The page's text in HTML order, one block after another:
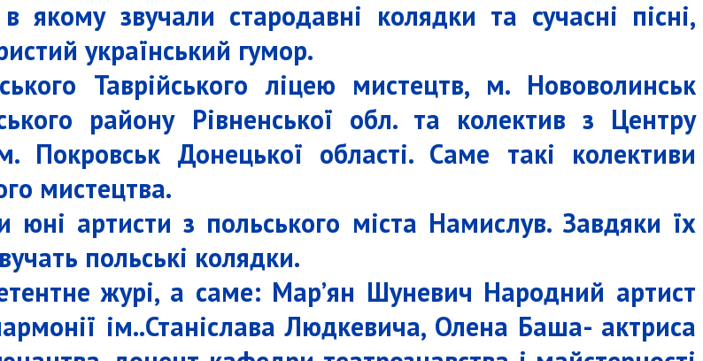
звучали стародавні колядки та сучасні пісні,
український гумор.
Таврійського ліцею мистецтв, м. Нововолинськ
району Рівненської обл. та колектив з Центру
Покровськ Донецької області. Саме такі колективи
мистецтва.
юні артисти з польського міста Намислув. Завдяки їх
польські колядки.
журі, а саме: Мар’ян Шуневич Народний артист
ім..Станіслава Людкевича, Олена Баша- актриса